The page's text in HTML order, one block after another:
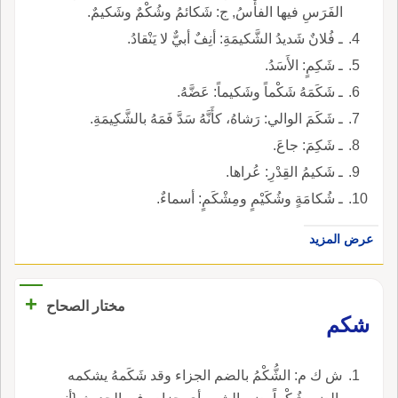
الفَرَسِ فيها الفأْسُ, ج: شَكائمُ وشُكْمٌ وشَكيمٌ.
ـ فُلانٌ شَديدُ الشَّكيمَةِ: أنِفٌ أبيٌّ لا يَنْقادُ.
ـ شَكِمٍ: الأَسَدُ.
ـ شَكَمَهُ شَكْماً وشَكيماً: عَضَّهُ.
ـ شَكَمَ الوالي: رَشاهُ، كأَنَّهُ سَدَّ فَمَهُ بالشَّكِيمَةِ.
ـ شَكِمَ: جاعَ.
ـ شَكيمُ القِدْرِ: عُراها.
ـ شُكامَةٍ وشُكَيْمٍ ومِشْكَمٍ: أسماءٌ.
عرض المزيد
مختار الصحاح
+
شكم
ش ك م: الشُّكْمُ بالضم الجزاء وقد شَكَمهُ يشكمه